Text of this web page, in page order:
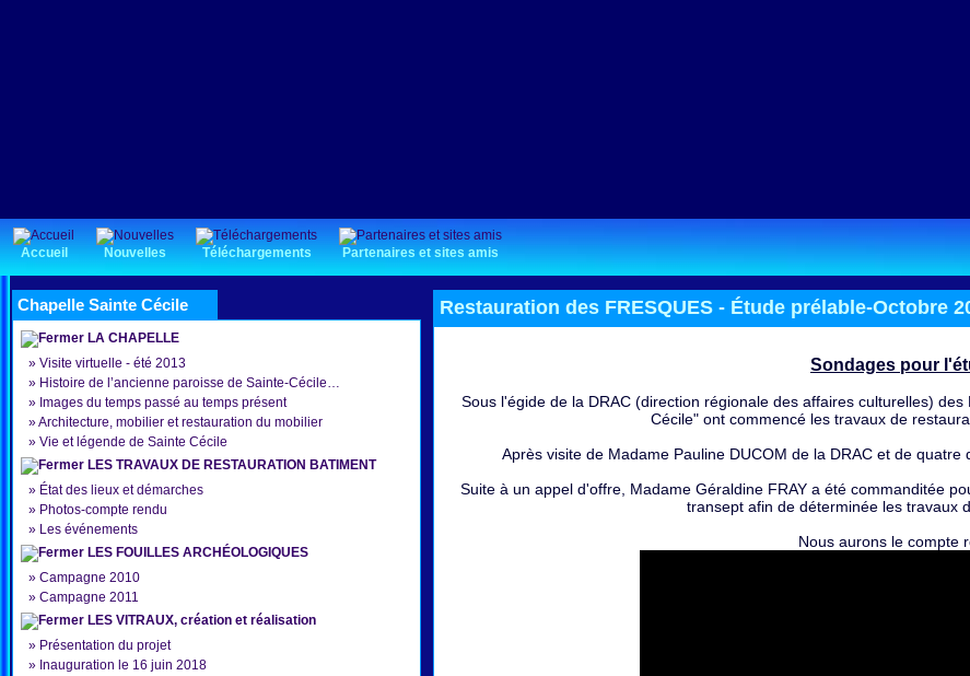
Accueil Nouvelles Téléchargements Partenaires et sites amis
Chapelle Sainte Cécile
LA CHAPELLE
» Visite virtuelle - été 2013
» Histoire de l’ancienne paroisse de Sainte-Cécile…
» Images du temps passé au temps présent
»Architecture, mobilier et restauration du mobilier
» Vie et légende de Sainte Cécile
LES TRAVAUX DE RESTAURATION BATIMENT
» État des lieux et démarches
» Photos-compte rendu
» Les événements
LES FOUILLES ARCHÉOLOGIQUES
» Campagne 2010
» Campagne 2011
LES VITRAUX, création et réalisation
» Présentation du projet
» Inauguration le 16 juin 2018
Restauration des FRESQUES - Étude prélable-Octobre
Sondages pour
Sous l'égide de la DRAC (direction régionale des affaires culturelles)
Cécile" ont commencé les travaux de
Après visite de Madame Pauline DUCOM de la DRAC et de
Suite à un appel d'offre, Madame Géraldine FRAY a été commanditée
transept afin de déterminée les travaux
Nous aurons le compte